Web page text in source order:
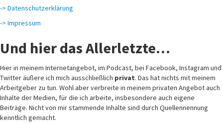
-> Datenschutzerklärung
-> Impressum
Und hier das Allerletzte…
Hier in meinem Internetangebot, im Podcast, bei Facebook, Instagram und
Twitter äußere ich mich ausschließlich privat. Das hat nichts mit meinem
Arbeitgeber zu tun. Wohl aber verbreite in meinem privaten Angebot auch
Inhalte der Medien, für die ich arbeite, insbesondere auch eigene
Beiträge. Nicht von mir stammende Inhalte sind durch Quellennennung
kenntlich gemacht.